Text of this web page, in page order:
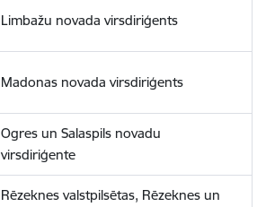
Limbažu novada virsdiriģents
Madonas novada virsdiriģents
Ogres un Salaspils novadu
virsdiriģente
Rēzeknes valstpilsētas, Rēzeknes un